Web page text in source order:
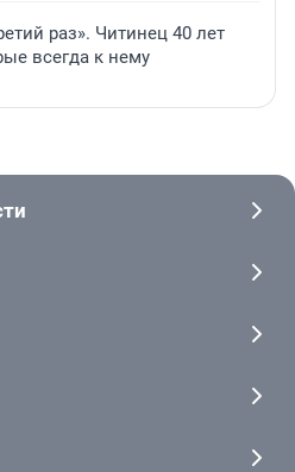
раз». Читинец 40 лет
всегда к нему